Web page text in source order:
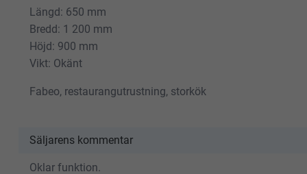
Längd: 650 mm
Bredd: 1 200 mm
Höjd: 900 mm
Vikt: Okänt
Fabeo, restaurangutrustning, storkök
Säljarens kommentar
Oklar funktion.